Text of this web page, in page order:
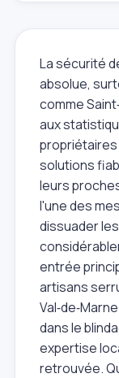
La sécurité
absolue,
comme
aux
solutions
leurs
l'une des
dissuader
entrée
artisans
dans le
expertise
retrouvée.